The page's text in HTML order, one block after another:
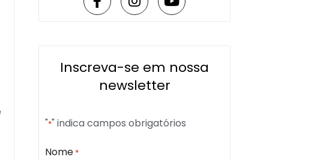
Inscreva-se em nossa
newsletter
"*" indica campos obrigatórios
Nome *